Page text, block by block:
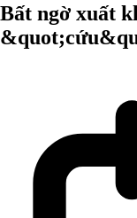
Bất ngờ xuất